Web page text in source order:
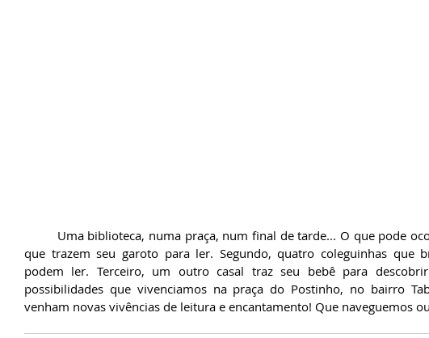
que trazem seu garoto para ler. Segundo, quatro coleguinhas que
podem ler. Terceiro, um outro casal traz seu bebê para
possibilidades que vivenciamos na praça do Postinho, no bairro
venham novas vivências de leitura e encantamento! Que naveguemos